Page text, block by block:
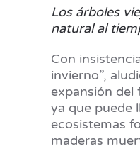
Los árboles
natural al
Con
invierno”,
expansión del
ya que puede
ecosistemas
maderas